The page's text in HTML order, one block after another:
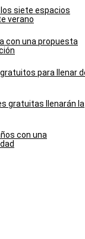
siete espacios
verano
con una propuesta
para llenar
gratuitas llenarán la
con una